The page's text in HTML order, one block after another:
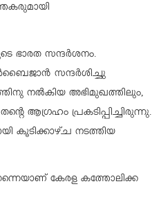
ഭാരത സന്ദർശനം.
സന്ദർശിച്ചു
നൽകിയ അഭിമുഖത്തിലും,
ആഗ്രഹം പ്രകടിപ്പിച്ചിരുന്നു.
കൂടിക്കാഴ്ച നടത്തിയ
കേരള കത്തോലിക്ക